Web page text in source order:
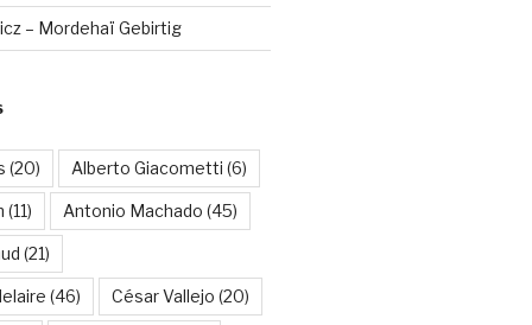
– Mordehaï Gebirtig
(20) Alberto Giacometti (6)
(11) Antonio Machado (45)
(21)
(46) César Vallejo (20)